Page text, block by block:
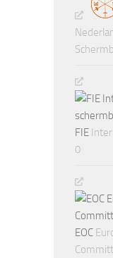
FIE
0
EOC